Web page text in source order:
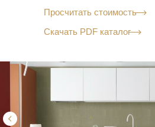
Просчитать стоимость
Скачать PDF каталог